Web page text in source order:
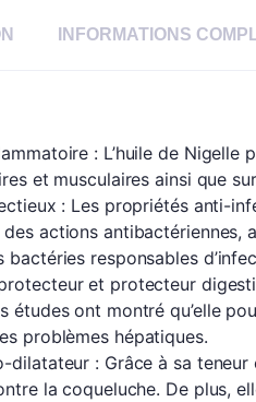
INFORMATIONS
: L’huile de
et musculaires ainsi que
: Les propriétés anti-
actions antibactériennes,
bactéries responsables
et protecteur
études ont montré qu’elle
problèmes hépatiques.
dilatateur : Grâce à sa
la coqueluche. De plus,